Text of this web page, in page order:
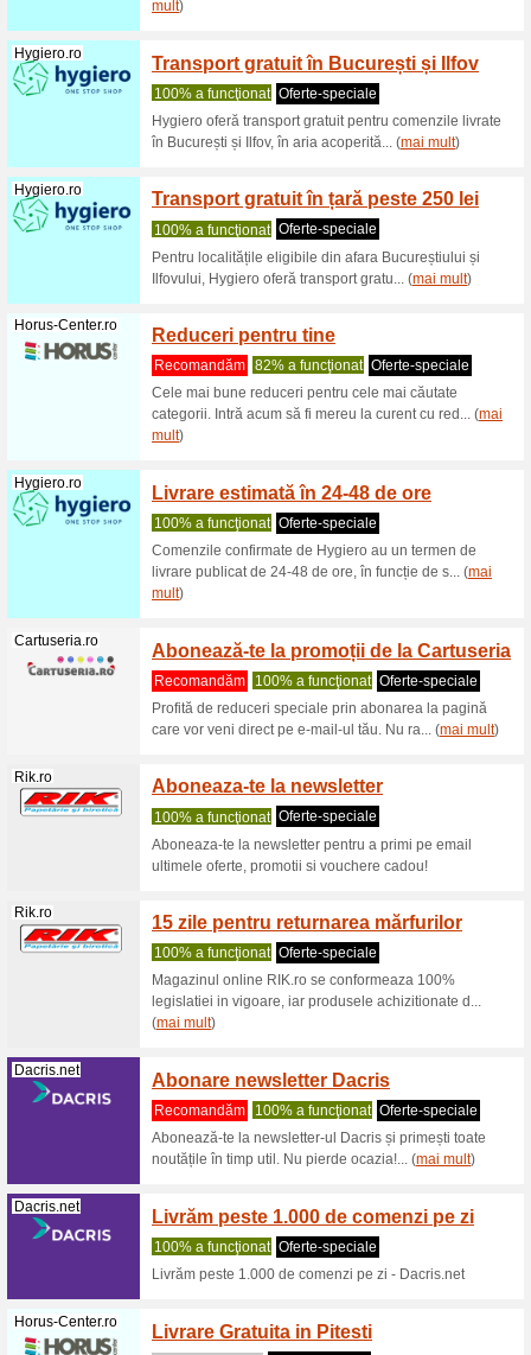
Novakid.ro
100% a
-
vorbitori
Edituragama.ro
100% a
Editura
Edituragama.ro
Pentru
publică
mult)
Edituragama.ro